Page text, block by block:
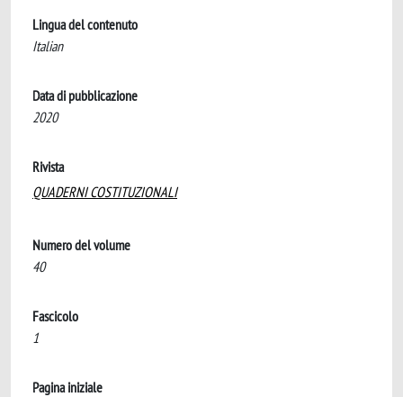
Lingua del contenuto
Italian
Data di pubblicazione
2020
Rivista
QUADERNI COSTITUZIONALI
Numero del volume
40
Fascicolo
1
Pagina iniziale